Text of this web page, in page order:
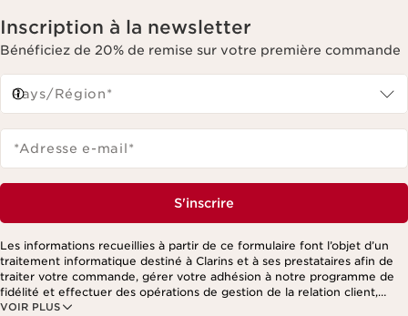
Inscription à la newsletter
Bénéficiez de 20% de remise sur votre première commande
Pays/Région*
*Adresse e-mail*
S'inscrire
VOIR PLUS
Les informations recueillies à partir de ce formulaire font l’objet d’un
traitement informatique destiné à Clarins et à ses prestataires afin de
traiter votre commande, gérer votre adhésion à notre programme de
fidélité et effectuer des opérations de gestion de la relation client,
notamment pour vous adresser des offres personnalisées en fonction